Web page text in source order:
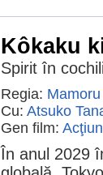
Kôkaku
Spirit în
Regia:
Cu: Atsuko
Gen film:
În anul 2029